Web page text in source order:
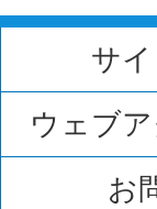
サ
ウェブ
お